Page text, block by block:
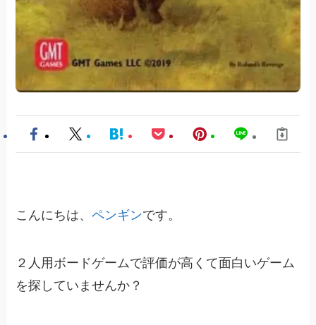
こんにちは、ペンギンです。
２人用ボードゲームで評価が高くて面白いゲーム
を探していませんか？